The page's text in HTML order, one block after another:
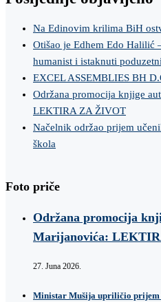
Na Edinovim krilima BiH
Otišao je Edhem Edo Halilić
humanist i istaknuti
EXCEL ASSEMBLIES BH
Održana promocija knjige
LEKTIRA ZA ŽIVOT
Načelnik održao prijem
škola
Foto priče
Održana promocija
Marijanovića:
27. Juna 2026.
Ministar Mušija upriličio prijem